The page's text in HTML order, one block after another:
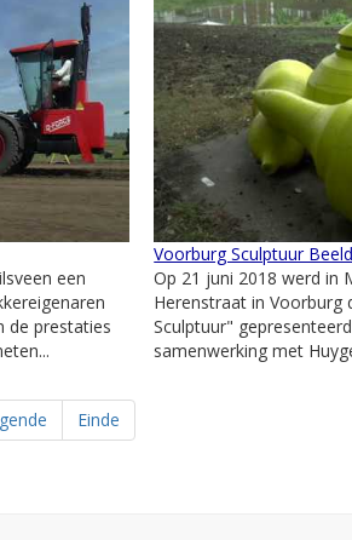
een
de prestaties
Voorburg Sculptuur
Op 21 juni 2018 werd in
Herenstraat in Voorburg
Sculptuur"
samenwerking met
Einde